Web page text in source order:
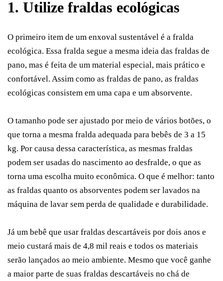
1. Utilize fraldas ecológicas
O primeiro item de um enxoval sustentável é a fralda
ecológica. Essa fralda segue a mesma ideia das fraldas de
pano, mas é feita de um material especial, mais prático e
confortável. Assim como as fraldas de pano, as fraldas
ecológicas consistem em uma capa e um absorvente.
O tamanho pode ser ajustado por meio de vários botões, o
que torna a mesma fralda adequada para bebês de 3 a 15
kg. Por causa dessa característica, as mesmas fraldas
podem ser usadas do nascimento ao desfralde, o que as
torna uma escolha muito econômica. O que é melhor: tanto
as fraldas quanto os absorventes podem ser lavados na
máquina de lavar sem perda de qualidade e durabilidade.
Já um bebê que usar fraldas descartáveis ​​por dois anos e
meio custará mais de 4,8 mil reais e todos os materiais
serão lançados ao meio ambiente. Mesmo que você ganhe
a maior parte de suas fraldas descartáveis no chá de